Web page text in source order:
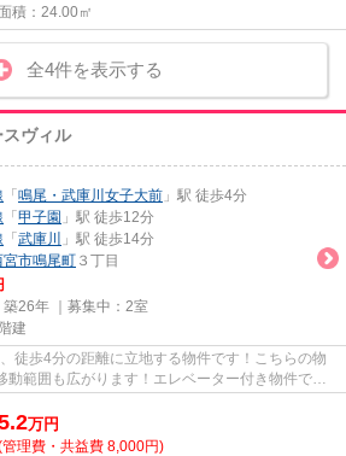
積：24.00㎡
全4件を表示する
スヴィル
「 鳴尾・武庫川女子大前 」駅 徒歩4分
「 甲子園 」駅 徒歩12分
「 武庫川
」駅 徒歩14分
宮市鳴尾町 ３丁目
26年 ｜募集中： 2室
建
徒歩4分の距離に立地する物件です！こちらの物
動範囲も広がります！エレベーター付き物件で
タ...
万円
管理費・共益費 8,000円)